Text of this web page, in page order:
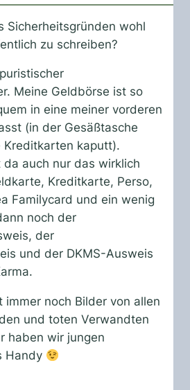
Sicherheitsgründen wohl
zu schreiben?
Meine Geldbörse ist so
in eine meiner vorderen
(in der Gesäßtasche
Kreditkarten kaputt).
da auch nur das wirklich
Kreditkarte, Perso,
Familycard und ein wenig
noch der
der
und der DKMS-Ausweis
immer noch Bilder von allen
und toten Verwandten
haben wir jungen
Handy